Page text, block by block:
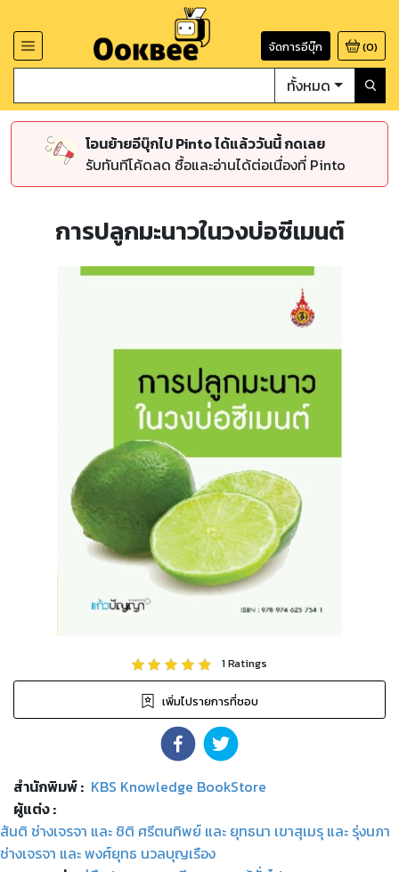
จัดการอีบุ๊ก (0)
ทั้งหมด
โอนย้ายอีบุ๊กไป Pinto ได้แล้ววันนี้ กดเลย
รับทันทีโค้ดลด ซื้อและอ่านได้ต่อเนื่องที่ Pinto
การปลูกมะนาวในวงบ่อซีเมนต์
1Ratings
เพิ่มไปรายการที่ชอบ
สำนักพิมพ์: KBS Knowledge BookStore
ผู้แต่ง :
สันติ ช่างเจรจา และ ชิติ ศรีตนทิพย์ และ ยุทธนา เขาสุเมรุ และ รุ่งนภา
ช่างเจรจา และ พงศ์ยุทธ นวลบุญเรือง